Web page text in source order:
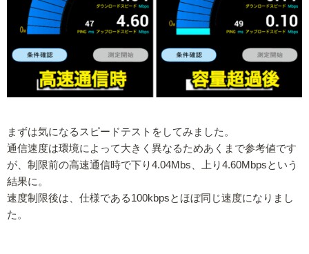
まずは気になるスピードテストをしてみました。
通信速度は環境によって大きく異なるためあくまで参考値です
が、制限前の高速通信時で下り4.04Mbs、上り4.60Mbpsという
結果に。
速度制限後は、仕様である100kbpsとほぼ同じ速度になりまし
た。